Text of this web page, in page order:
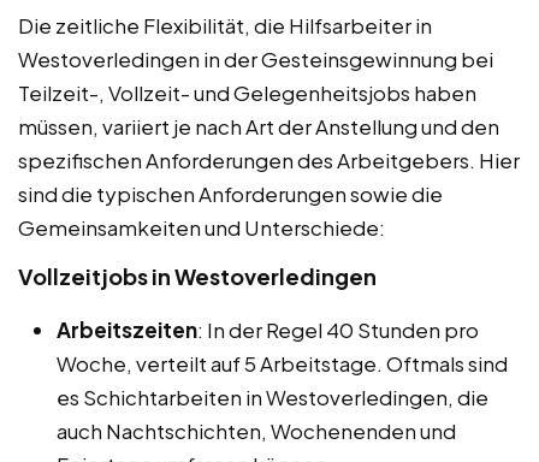
Die zeitliche Flexibilität, die Hilfsarbeiter in
Westoverledingen in der Gesteinsgewinnung bei
Teilzeit-, Vollzeit- und Gelegenheitsjobs haben
müssen, variiert je nach Art der Anstellung und den
spezifischen Anforderungen des Arbeitgebers. Hier
sind die typischen Anforderungen sowie die
Gemeinsamkeiten und Unterschiede:
Vollzeitjobs in Westoverledingen
Arbeitszeiten: In der Regel 40 Stunden pro
Woche, verteilt auf 5 Arbeitstage. Oftmals sind
es Schichtarbeiten in Westoverledingen, die
auch Nachtschichten, Wochenenden und